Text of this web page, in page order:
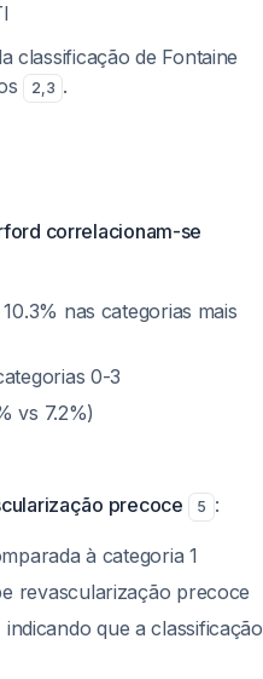
classificação de Fontaine
2,3 .
correlacionam-se
nas categorias mais
0-3
vs 7.2%)
precoce 5 :
à categoria 1
revascularização precoce
que a classificação